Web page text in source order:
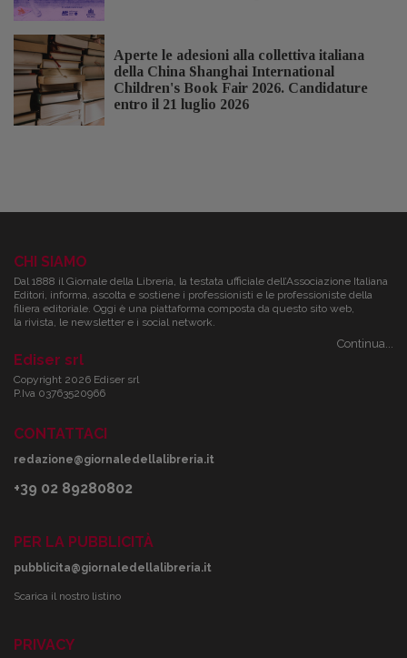
Aperte le adesioni alla collettiva italiana
della China Shanghai International
Children's Book Fair 2026. Candidature
entro il 21 luglio 2026
CHI SIAMO
Dal 1888 il Giornale della Libreria, la testata ufficiale dell’Associazione Italiana
Editori, informa, ascolta e sostiene i professionisti e le professioniste della
filiera editoriale. Oggi è una piattaforma composta da questo sito web,
la rivista, le newsletter e i social network.
Continua...
Ediser srl
Copyright 2026 Ediser srl
P.Iva 03763520966
CONTATTACI
redazione@giornaledellalibreria.it
+39 02 89280802
PER LA PUBBLICITÀ
pubblicita@giornaledellalibreria.it
Scarica il nostro listino
PRIVACY